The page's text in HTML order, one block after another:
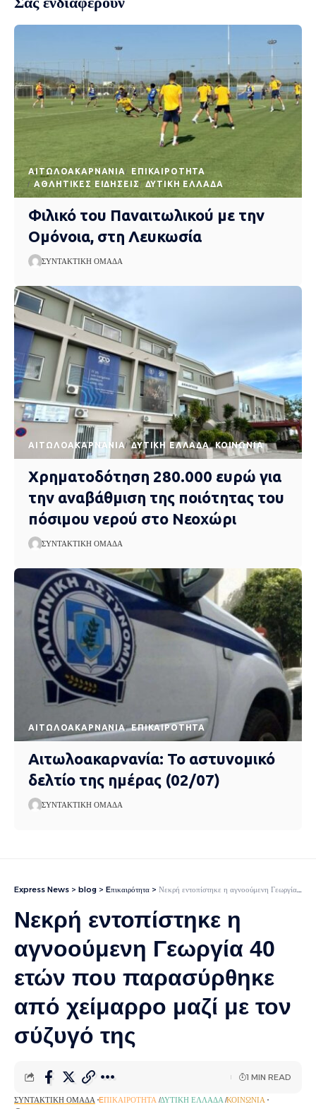
AΙΤΩΛΟΑΚΑΡΝΑΝΊΑ
EΠΙΚΑΙΡΌΤΗΤΑ
ΑΘΛΗΤΙΚΈΣ ΕΙΔΉΣΕΙΣ
ΔΥΤΙΚΉ ΕΛΛΆΔΑ
Φιλικό του Παναιτωλικού με την
Ομόνοια, στη Λευκωσία
ΣΥΝΤΑΚΤΙΚΉ ΟΜΆΔΑ
AΙΤΩΛΟΑΚΑΡΝΑΝΊΑ ΔΥΤΙΚΉ ΕΛΛΆΔΑ ΚΟΙΝΩΝΊΑ
Χρηματοδότηση 280.000 ευρώ για
την αναβάθμιση της ποιότητας του
πόσιμου νερού στο Νεοχώρι
ΣΥΝΤΑΚΤΙΚΉ ΟΜΆΔΑ
AΙΤΩΛΟΑΚΑΡΝΑΝΊΑ EΠΙΚΑΙΡΌΤΗΤΑ
Αιτωλοακαρνανία: Το αστυνομικό
δελτίο της ημέρας (02/07)
ΣΥΝΤΑΚΤΙΚΉ ΟΜΆΔΑ
Express News > blog > Eπικαιρότητα > Νεκρή εντοπίστηκε η αγνοούμενη Γεωργία 40 ετών που παρασύρθηκε από χείμαρρο μαζί με τον σύζυγό της
Νεκρή εντοπίστηκε η
αγνοούμενη Γεωργία 40
ετών που παρασύρθηκε
από χείμαρρο μαζί με τον
σύζυγό της
ΣΥΝΤΑΚΤΙΚΉ ΟΜΆΔΑ EΠΙΚΑΙΡΌΤΗΤΑ ΔΥΤΙΚΉ ΕΛΛΆΔΑ ΚΟΙΝΩΝΊΑ
1 MIN READ